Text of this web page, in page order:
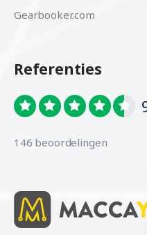
Gearbooker.com
Referenties
146 beoordelingen